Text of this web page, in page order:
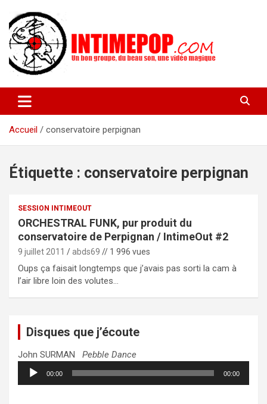
contenu
intimepop.com
actuelles pop rock, post-rock, indé sur Lyon. rock pop concert
lyon
Accueil
conservatoire perpignan
Étiquette : conservatoire perpignan
SESSION INTIMEOUT
ORCHESTRAL FUNK, pur produit du
conservatoire de Perpignan / IntimeOut #2
9 juillet 2011 abds69 // 1 996 vues
Oups ça faisait longtemps que j’avais pas sorti la cam à
l’air libre loin des volutes…
Disques que j’écoute
John SURMAN Pebble Dance
Lecteur
audio
00:00 00:00